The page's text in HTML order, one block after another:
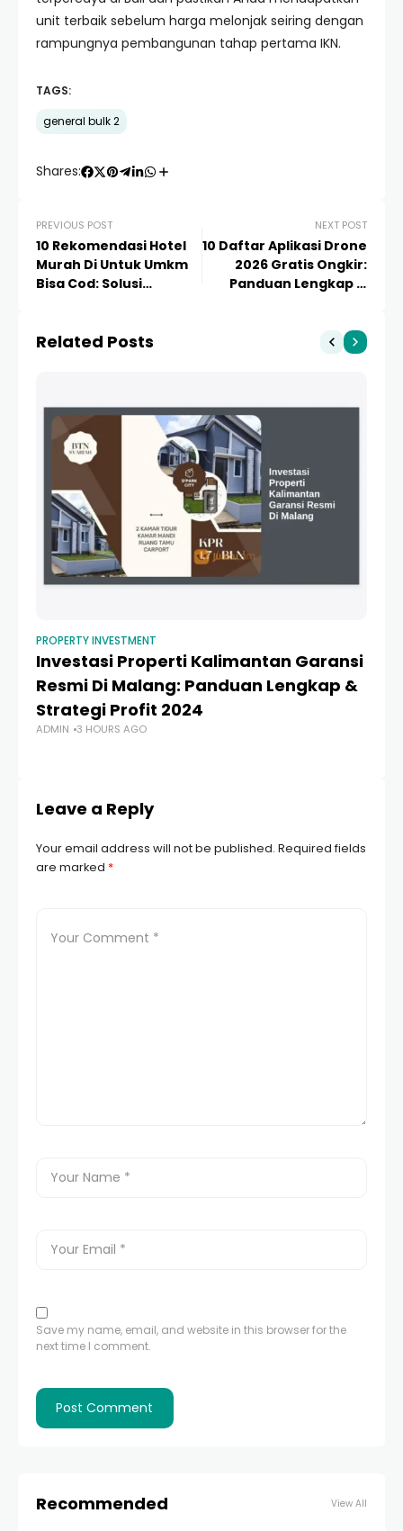
unit terbaik sebelum harga melonjak seiring dengan
rampungnya pembangunan tahap pertama IKN.
TAGS:
general bulk 2
Shares:
PREVIOUS POST
10 Rekomendasi Hotel
Murah Di Untuk Umkm
Bisa Cod: Solusi
NEXT POST
10 Daftar Aplikasi Drone
2026 Gratis Ongkir:
Panduan Lengkap &
Related Posts
PROPERTY INVESTMENT
Investasi Properti Kalimantan Garansi
Resmi Di Malang: Panduan Lengkap &
Strategi Profit 2024
ADMIN 3 HOURS AGO
Leave a Reply
Your email address will not be published. Required fields
are marked *
Save my name, email, and website in this browser for the
next time I comment.
Recommended View All